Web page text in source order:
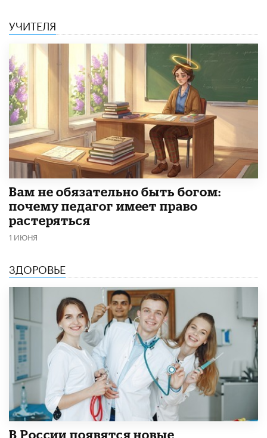
УЧИТЕЛЯ
​Вам не обязательно быть богом:
почему педагог имеет право
растеряться
1 ИЮНЯ
ЗДОРОВЬЕ
В России появятся новые